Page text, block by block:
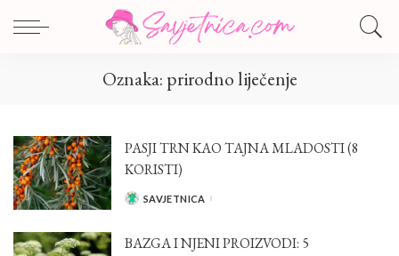
Oznaka: prirodno liječenje
PASJI TRN KAO TAJNA MLADOSTI (8
KORISTI)
POSTED
SAVJETNICA
BAZGA I NJENI PROIZVODI: 5